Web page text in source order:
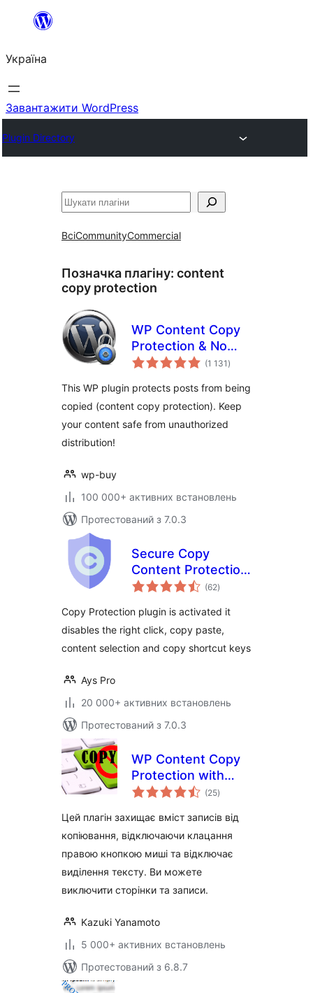
Перейти
вмісту
Україна
Завантажити WordPress
Plugin Directory
Пошук
ВсіCommunityCommercial
Позначка плагіну: content
copy protection
WP Content Copy
Protection & No
Right Click
(1 131 загальний
рейтинг
)
This WP plugin protects posts from being
copied (content copy protection). Keep
your content safe from unauthorized
distribution!
wp-buy
100 000+ активних встановлень
Протестований з 7.0.3
Secure Copy
Content Protection
and Content(62загальний
рейтинг
)
Copy Protection plugin is activated it
disables the right click, copy paste,
content selection and copy shortcut keys
Ays Pro
20 000+ активних встановлень
Протестований з 7.0.3
WP Content Copy
Protection with
Color Design(25загальний
рейтинг
)
Цей плагін захищає вміст записів від
копіювання, відключаючи клацання
правою кнопкою миші та відключає
виділення тексту. Ви можете
виключити сторінки та записи.
Kazuki Yanamoto
5 000+ активних встановлень
Протестований з 6.8.7